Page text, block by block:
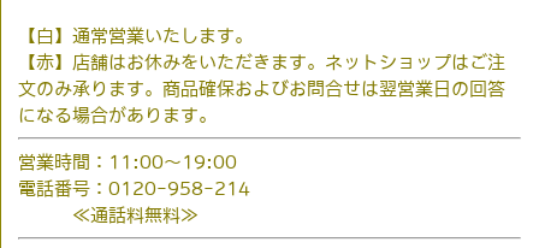
【白】通常営業いたします。
【赤】店舗はお休みをいただきます。ネットショップはご注
文のみ承ります。商品確保およびお問合せは翌営業日の回答
になる場合があります。
営業時間：11:00～19:00
電話番号：0120-958-214
≪通話料無料≫